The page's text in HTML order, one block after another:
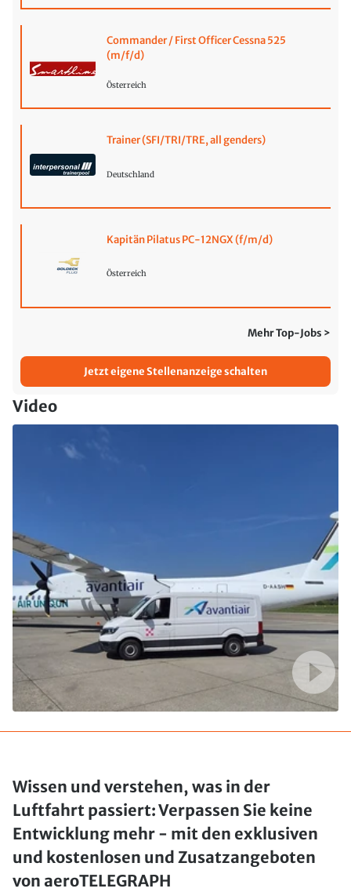
Commander / First Officer Cessna 525
(m/f/d)
Österreich
Trainer (SFI/TRI/TRE, all genders)
Deutschland
Kapitän Pilatus PC-12NGX (f/m/d)
Österreich
Mehr Top-Jobs >
Jetzt eigene Stellenanzeige schalten
Video
Wissen und verstehen, was in der
Luftfahrt passiert: Verpassen Sie keine
Entwicklung mehr - mit den exklusiven
und kostenlosen und Zusatzangeboten
von aeroTELEGRAPH